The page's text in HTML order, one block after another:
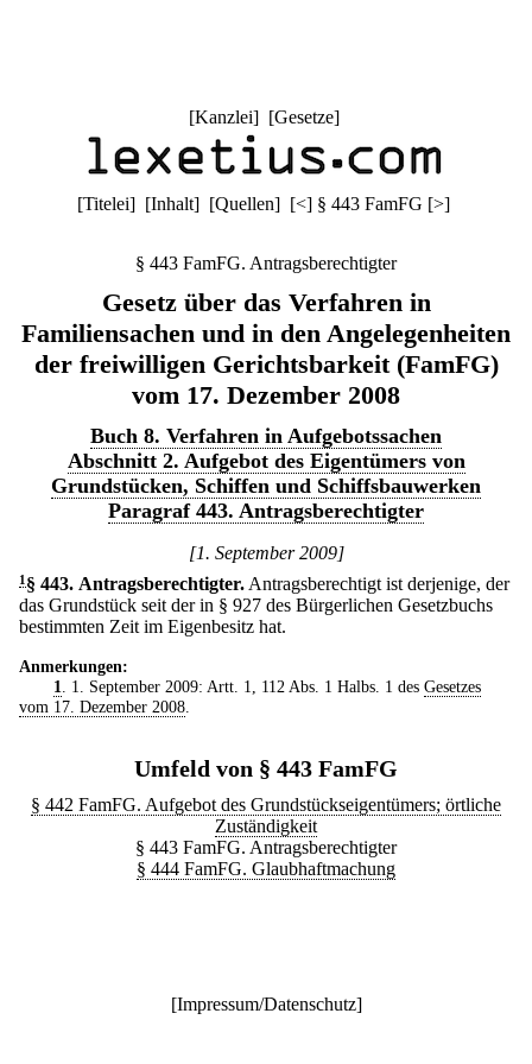
[Kanzlei] [Gesetze]
[Titelei] [Inhalt] [Quellen] [<] § 443 FamFG [>]
§ 443 FamFG. Antragsberechtigter
Gesetz über das Verfahren in
Familiensachen und in den Angelegenheiten
der freiwilligen Gerichtsbarkeit (FamFG)
vom 17. Dezember 2008
Buch 8. Verfahren in Aufgebotssachen
Abschnitt 2. Aufgebot des Eigentümers von
Grundstücken, Schiffen und Schiffsbauwerken
Paragraf 443. Antragsberechtigter
[1. September 2009]
1 § 443. Antragsberechtigter. Antragsberechtigt ist derjenige, der
das Grundstück seit der in § 927 des Bürgerlichen Gesetzbuchs
bestimmten Zeit im Eigenbesitz hat.
Anmerkungen:
1
. 1. September 2009: Artt. 1, 112 Abs. 1 Halbs. 1 des Gesetzes
vom 17. Dezember 2008
Umfeld von § 443 FamFG
§ 442 FamFG. Aufgebot des Grundstückseigentümers; örtliche
Zuständigkeit
§ 443 FamFG. Antragsberechtigter
§ 444 FamFG. Glaubhaftmachung
[Impressum/Datenschutz]